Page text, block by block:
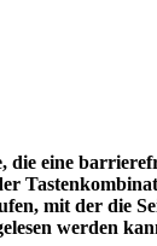
die eine
mit der die
werden